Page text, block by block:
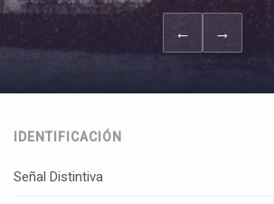
← →
IDENTIFICACIÓN
Señal Distintiva